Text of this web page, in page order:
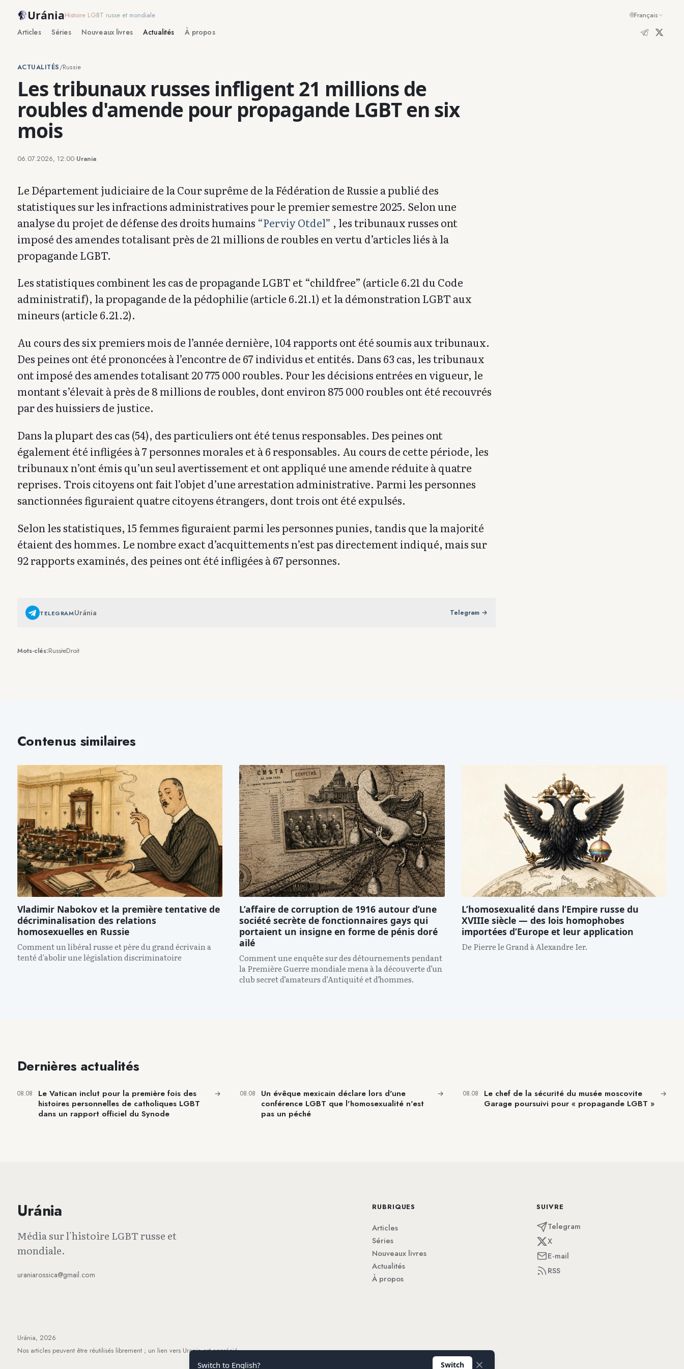
UrániaHistoire LGBT russe et mondiale 🌐Français
Articles Séries Nouveaux livres Actualités À propos
ACTUALITÉS/Russie
Les tribunaux russes infligent 21 millions de
roubles d'amende pour propagande LGBT en six
mois
06.07.2026, 12:00·Urania
Le Département judiciaire de la Cour suprême de la Fédération de Russie a publié des
statistiques sur les infractions administratives pour le premier semestre 2025. Selon une
analyse du projet de défense des droits humains “Perviy Otdel” , les tribunaux russes ont
imposé des amendes totalisant près de 21 millions de roubles en vertu d’articles liés à la
propagande LGBT.
Les statistiques combinent les cas de propagande LGBT et “childfree” (article 6.21 du Code
administratif), la propagande de la pédophilie (article 6.21.1) et la démonstration LGBT aux
mineurs (article 6.21.2).
Au cours des six premiers mois de l’année dernière, 104 rapports ont été soumis aux tribunaux.
Des peines ont été prononcées à l’encontre de 67 individus et entités. Dans 63 cas, les tribunaux
ont imposé des amendes totalisant 20 775 000 roubles. Pour les décisions entrées en vigueur, le
montant s’élevait à près de 8 millions de roubles, dont environ 875 000 roubles ont été recouvrés
par des huissiers de justice.
Dans la plupart des cas (54), des particuliers ont été tenus responsables. Des peines ont
également été infligées à 7 personnes morales et à 6 responsables. Au cours de cette période, les
tribunaux n’ont émis qu’un seul avertissement et ont appliqué une amende réduite à quatre
reprises. Trois citoyens ont fait l’objet d’une arrestation administrative. Parmi les personnes
sanctionnées figuraient quatre citoyens étrangers, dont trois ont été expulsés.
Selon les statistiques, 15 femmes figuraient parmi les personnes punies, tandis que la majorité
étaient des hommes. Le nombre exact d’acquittements n’est pas directement indiqué, mais sur
92 rapports examinés, des peines ont été infligées à 67 personnes.
TELEGRAMUránia Telegram →
Mots-clés:RussieDroit
Contenus similaires
Vladimir Nabokov et la première tentative de
décriminalisation des relations
homosexuelles en Russie
Comment un libéral russe et père du grand écrivain a
tenté d'abolir une législation discriminatoire
L’affaire de corruption de 1916 autour d’une
société secrète de fonctionnaires gays qui
portaient un insigne en forme de pénis doré
ailé
Comment une enquête sur des détournements pendant
la Première Guerre mondiale mena à la découverte d’un
club secret d’amateurs d’Antiquité et d’hommes.
L’homosexualité dans l’Empire russe du
XVIIIe siècle — des lois homophobes
importées d’Europe et leur application
De Pierre le Grand à Alexandre Ier.
Dernières actualités
08.08
Le Vatican inclut pour la première fois des
histoires personnelles de catholiques LGBT
dans un rapport officiel du Synode
→ 08.08
Un évêque mexicain déclare lors d'une
conférence LGBT que l'homosexualité n'est
pas un péché
→ 08.08
Le chef de la sécurité du musée moscovite
Garage poursuivi pour « propagande LGBT »
→
Uránia
Média sur l'histoire LGBT russe et
mondiale.
uraniarossica@gmail.com
RUBRIQUES
Articles
Séries
Nouveaux livres
Actualités
À propos
SUIVRE
Telegram
X
E-mail
RSS
Uránia, 2026
Nos articles peuvent être réutilisés librement ; un lien vers Urania est apprécié.
Switch to English? Switch